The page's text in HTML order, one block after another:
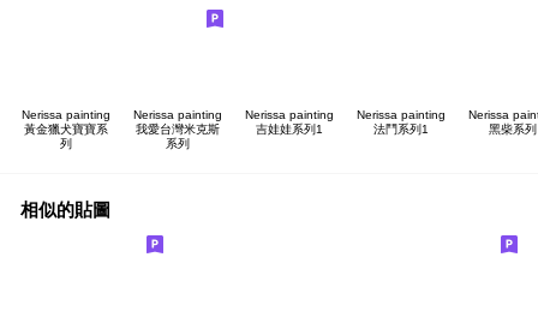
Nerissa painting
黃金獵犬寶寶系
列
Nerissa painting
我愛台灣米克斯
系列
Nerissa painting
吉娃娃系列1
Nerissa painting
法鬥系列1
Nerissa
黑柴系列
相似的貼圖